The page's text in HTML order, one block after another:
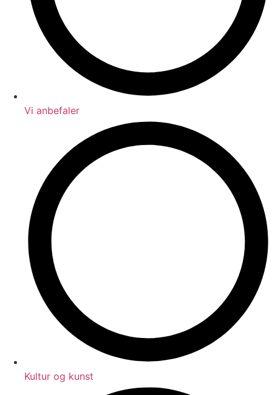
Vi anbefaler
Kultur og kunst